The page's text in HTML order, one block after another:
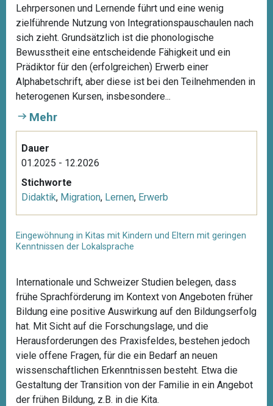
Lehrpersonen und Lernende führt und eine wenig
zielführende Nutzung von Integrationspauschaulen nach
sich zieht. Grundsätzlich ist die phonologische
Bewusstheit eine entscheidende Fähigkeit und ein
Prädiktor für den (erfolgreichen) Erwerb einer
Alphabetschrift, aber diese ist bei den Teilnehmenden in
heterogenen Kursen, insbesondere...
Mehr
Dauer
01.2025 - 12.2026
Stichworte
Didaktik, Migration, Lernen, Erwerb
Eingewöhnung in Kitas mit Kindern und Eltern mit geringen
Kenntnissen der Lokalsprache
Internationale und Schweizer Studien belegen, dass
frühe Sprachförderung im Kontext von Angeboten früher
Bildung eine positive Auswirkung auf den Bildungserfolg
hat. Mit Sicht auf die Forschungslage, und die
Herausforderungen des Praxisfeldes, bestehen jedoch
viele offene Fragen, für die ein Bedarf an neuen
wissenschaftlichen Erkenntnissen besteht. Etwa die
Gestaltung der Transition von der Familie in ein Angebot
der frühen Bildung, z.B. in die Kita.